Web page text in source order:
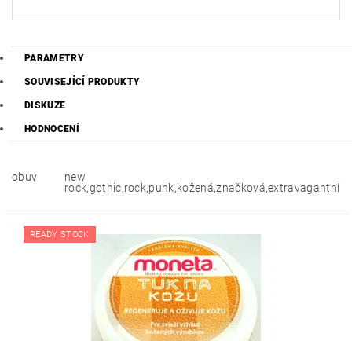
PARAMETRY
SOUVISEJÍCÍ PRODUKTY
DISKUZE
HODNOCENÍ
obuv
new
rock,gothic,rock,punk,kožená,značková,extravagantní
READY STOCK